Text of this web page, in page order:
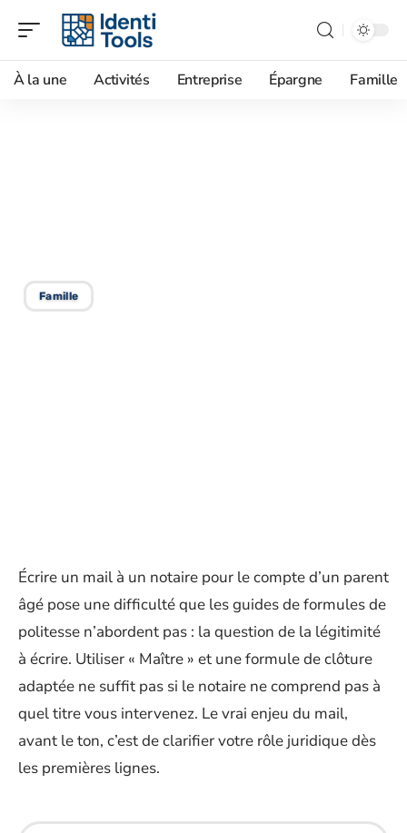
À la une Activités Entreprise Épargne Famille
Famille
Écrire un mail à un notaire pour le compte d’un parent
âgé pose une difficulté que les guides de formules de
politesse n’abordent pas : la question de la légitimité
à écrire. Utiliser « Maître » et une formule de clôture
adaptée ne suffit pas si le notaire ne comprend pas à
quel titre vous intervenez. Le vrai enjeu du mail,
avant le ton, c’est de clarifier votre rôle juridique dès
les premières lignes.